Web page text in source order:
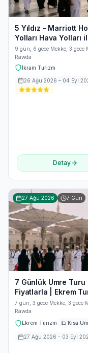
5 Yıldız - Marriott
Yolları Hava
9 gün, 6 gece Mekke, 3 gece
Rawda
İkram Turizm
26 Ağu 2026 – 04 Eyl
Detay
27 Ağu 2026 7 Gün
7 Günlük Umre
Fiyatlarla | Ekrem
7 gün, 3 gece Mekke, 3 gece
Rawda
Ekrem Turizm
🕌 Kısa
27 Ağu 2026 – 03 Eyl